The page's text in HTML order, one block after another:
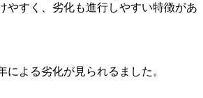
やすく、劣化も進行しやすい特徴があ
による劣化が見られるました。